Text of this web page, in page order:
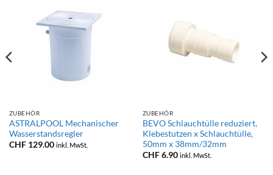
ZUBEHÖR
ASTRALPOOL Mechanischer
Wasserstandsregler
CHF129.00 inkl. MwSt.
ZUBEHÖR
BEVO Schlauchtülle reduziert,
Klebestutzen x Schlauchtülle,
50mm x 38mm/32mm
CHF6.90 inkl. MwSt.